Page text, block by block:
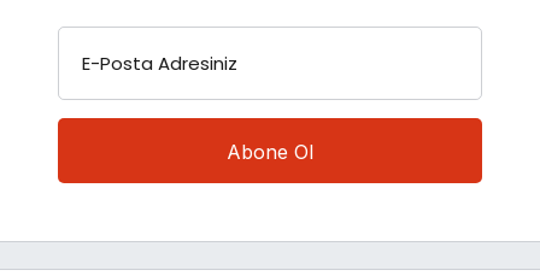
E-Posta Adresiniz